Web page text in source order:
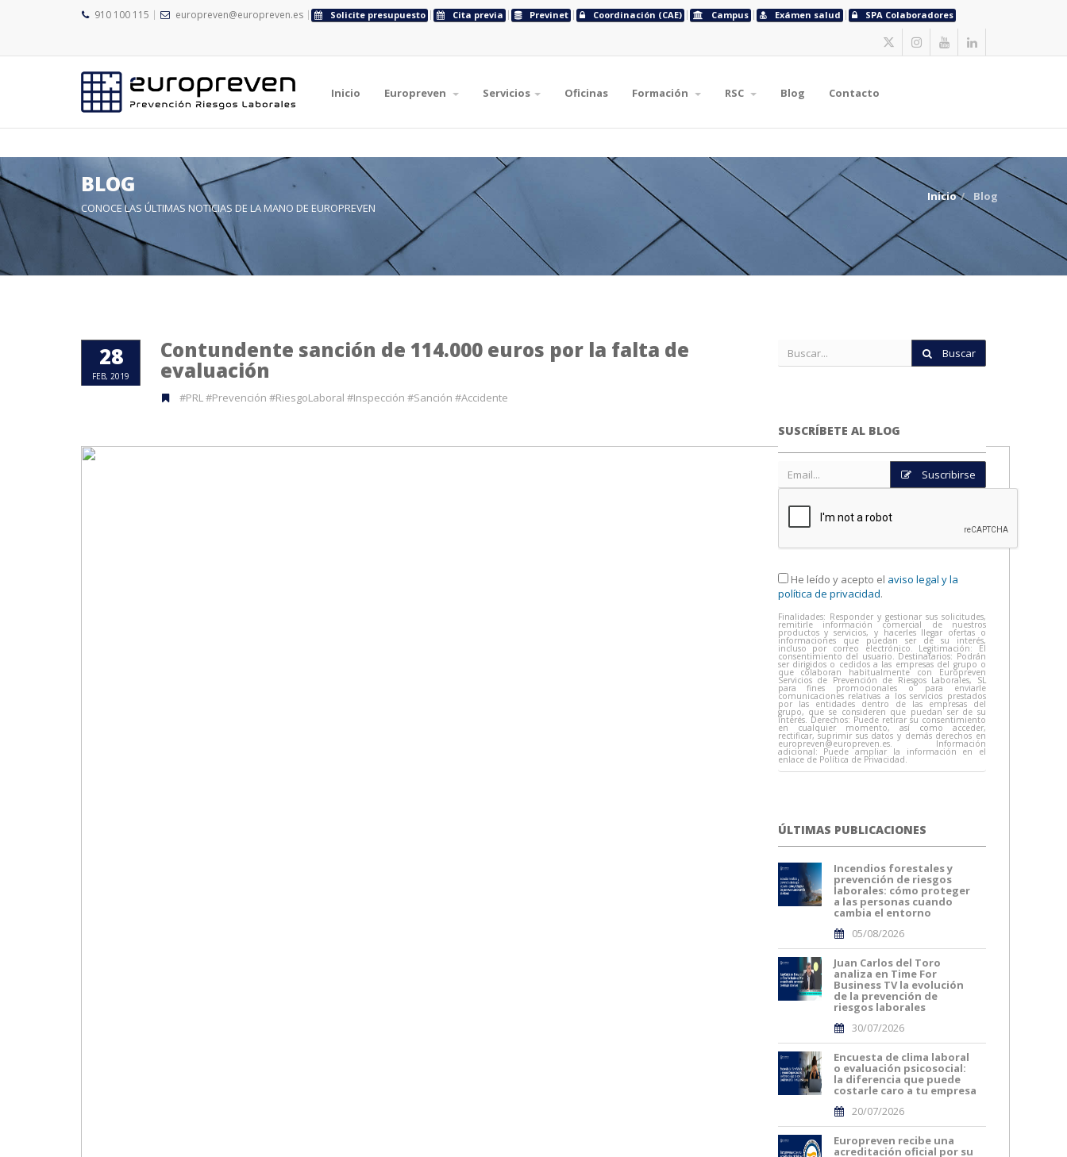
910 100 115 europreven@europreven.es Solicite presupuesto Cita previa Previnet Coordinación (CAE) Campus Exámen salud SPA Colaboradores
Inicio Europreven Servicios Oficinas Formación RSC Blog Contacto
BLOG
CONOCE LAS ÚLTIMAS NOTICIAS DE LA MANO DE EUROPREVEN
Inicio Blog
28
FEB, 2019
Contundente sanción de 114.000 euros por la falta de
evaluación
#PRL #Prevención #RiesgoLaboral #Inspección #Sanción #Accidente
Buscar
SUSCRÍBETE AL BLOG
Suscribirse
He leído y acepto el aviso legal y la
política de privacidad.
Finalidades: Responder y gestionar sus solicitudes,
remitirle información comercial de nuestros
productos y servicios, y hacerles llegar ofertas o
informaciones que puedan ser de su interés,
incluso por correo electrónico. Legitimación: El
consentimiento del usuario. Destinatarios: Podrán
ser dirigidos o cedidos a las empresas del grupo o
que colaboran habitualmente con Europreven
Servicios de Prevención de Riesgos Laborales, SL
para fines promocionales o para enviarle
comunicaciones relativas a los servicios prestados
por las entidades dentro de las empresas del
grupo, que se consideren que puedan ser de su
interés. Derechos: Puede retirar su consentimiento
en cualquier momento, así como acceder,
rectificar, suprimir sus datos y demás derechos en
europreven@europreven.es. Información
adicional: Puede ampliar la información en el
enlace de Política de Privacidad.
ÚLTIMAS PUBLICACIONES
Incendios forestales y
prevención de riesgos
laborales: cómo proteger
a las personas cuando
cambia el entorno
05/08/2026
Juan Carlos del Toro
analiza en Time For
Business TV la evolución
de la prevención de
riesgos laborales
30/07/2026
Encuesta de clima laboral
o evaluación psicosocial:
la diferencia que puede
costarle caro a tu empresa
20/07/2026
Europreven recibe una
acreditación oficial por su